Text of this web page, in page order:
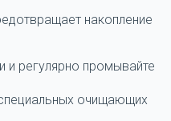
накопление
и регулярно промывайте
очищающих